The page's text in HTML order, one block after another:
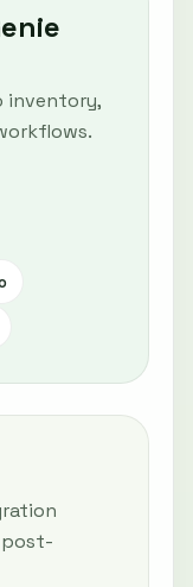
inventory,
post-